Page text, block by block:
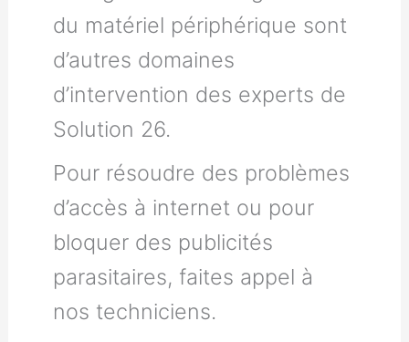
du matériel périphérique sont
d’autres domaines
d’intervention des experts de
Solution 26.
Pour résoudre des problèmes
d’accès à internet ou pour
bloquer des publicités
parasitaires, faites appel à
nos techniciens.